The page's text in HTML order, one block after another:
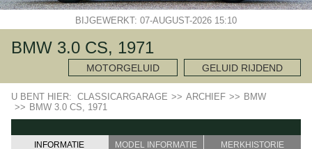
BIJGEWERKT: 07-AUGUST-2026 15:10
BMW 3.0 CS, 1971
MOTORGELUID GELUID RIJDEND
U BENT HIER: CLASSICARGARAGE >> ARCHIEF >> BMW
>> BMW 3.0 CS, 1971
INFORMATIE MODEL INFORMATIE MERKHISTORIE